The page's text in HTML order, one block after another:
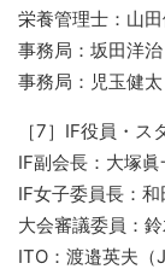
栄養管理士：山
事務局：坂田洋治
事務局：児玉健太
［7］IF役員・ス
IF副会長：大塚眞
IF女子委員長：和
大会審議委員：
ITO：渡邉英夫（